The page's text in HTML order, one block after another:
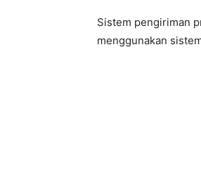
Sistem pengiriman
menggunakan